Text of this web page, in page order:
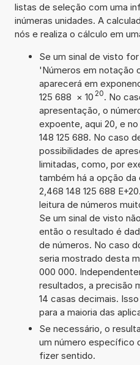
listas de seleção com uma
inúmeras unidades. A
nós e realiza o cálculo em
Se um sinal de visto
'Números em notação
aparecerá em
125 688 × 10 20. No
apresentação, o
expoente, aqui 20, e
148 125 688. No caso
possibilidades de
limitadas, como, por
também há a opção
2,468 148 125 688
leitura de números
Se um sinal de visto
então o resultado é
de números. No caso
seria mostrado desta
000 000.
resultados, a precisão
14 casas decimais.
para a maioria das
Se necessário, o
um número específico
fizer sentido.